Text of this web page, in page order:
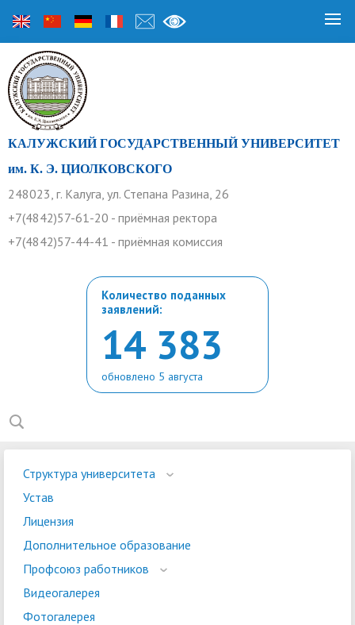
КАЛУЖСКИЙ ГОСУДАРСТВЕННЫЙ УНИВЕРСИТЕТ
им. К. Э. ЦИОЛКОВСКОГО
248023, г. Калуга, ул. Степана Разина, 26
+7(4842)57-61-20 - приёмная ректора
+7(4842)57-44-41 - приёмная комиссия
Количество поданных
заявлений:
14 383
обновлено 5 августа
Структура университета
Устав
Лицензия
Дополнительное образование
Профсоюз работников
Видеогалерея
Фотогалерея